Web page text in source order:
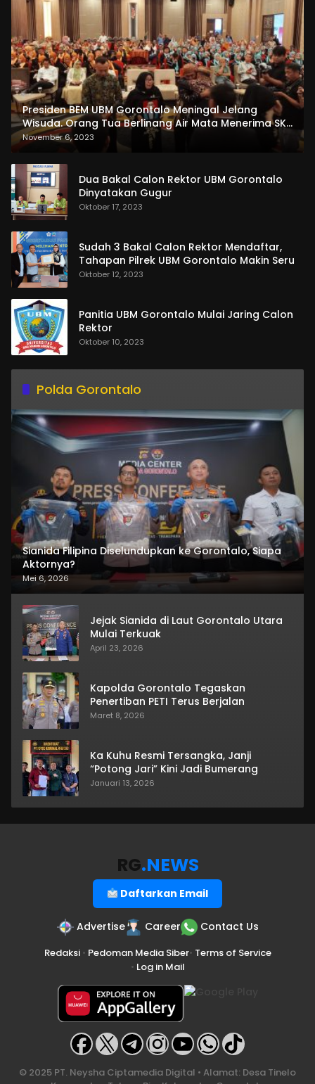
Presiden BEM UBM Gorontalo Meningal Jelang
Wisuda. Orang Tua Berlinang Air Mata Menerima SKL
dan Pemasangan Salempang
November 6, 2023
Dua Bakal Calon Rektor UBM Gorontalo
Dinyatakan Gugur
Oktober 17, 2023
Sudah 3 Bakal Calon Rektor Mendaftar,
Tahapan Pilrek UBM Gorontalo Makin Seru
Oktober 12, 2023
Panitia UBM Gorontalo Mulai Jaring Calon
Rektor
Oktober 10, 2023
Polda Gorontalo
Sianida Filipina Diselundupkan ke Gorontalo, Siapa
Aktornya?
Mei 6, 2026
Jejak Sianida di Laut Gorontalo Utara
Mulai Terkuak
April 23, 2026
Kapolda Gorontalo Tegaskan
Penertiban PETI Terus Berjalan
Maret 8, 2026
Ka Kuhu Resmi Tersangka, Janji
“Potong Jari” Kini Jadi Bumerang
Januari 13, 2026
RG.NEWS
Daftarkan Email
Advertise Career Contact Us
Redaksi• Pedoman Media Siber• Terms of Service
• Log in Mail
© 2025 PT. Neysha Ciptamedia Digital • Alamat: Desa Tinelo